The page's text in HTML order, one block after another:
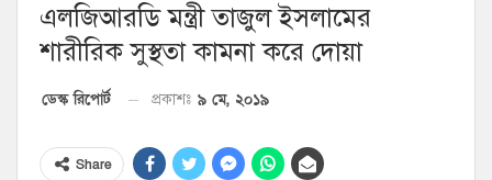
এলজিআরডি মন্ত্রী তাজুল ইসলামের
শারীরিক সুস্থতা কামনা করে দোয়া
ডেস্ক রিপোর্ট প্রকাশঃ ৯ মে, ২০১৯
Share